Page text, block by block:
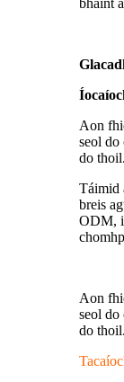
Aon
seol do
do thoil.
Táimid
breis
ODM,
Aon
seol do
do thoil.